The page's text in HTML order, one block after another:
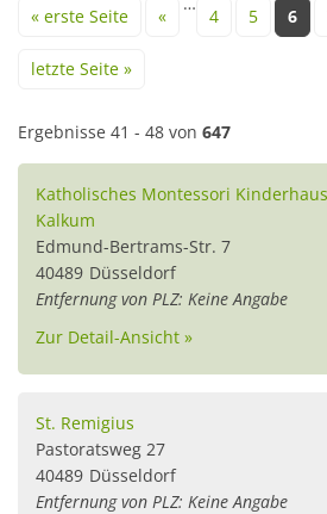
« erste Seite « 4 5 6
letzte Seite »
Ergebnisse 41 - 48 von 647
Katholisches Montessori
Kalkum
Edmund-Bertrams-Str. 7
40489 Düsseldorf
Entfernung von PLZ: Keine Angabe
Zur Detail-Ansicht »
St. Remigius
Pastoratsweg 27
40489 Düsseldorf
Entfernung von PLZ: Keine Angabe